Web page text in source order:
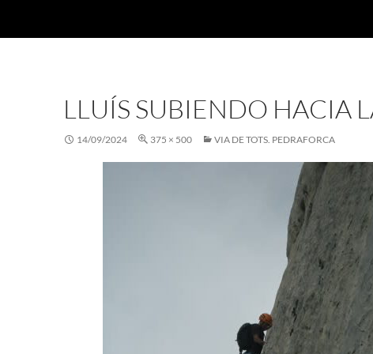
LLUÍS SUBIENDO HACIA
14/09/2024 375 × 500 VIA DE TOTS. PEDRAFORCA